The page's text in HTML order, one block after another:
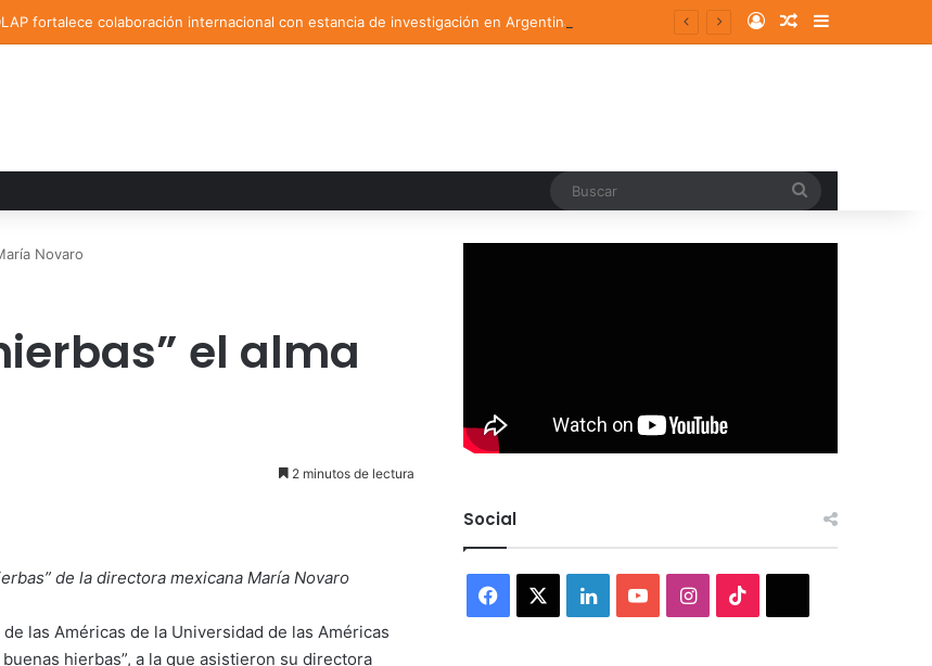
fortalece colaboración internacional con estancia de investigación en Argentina Log InRandom Article
Sidebar
Novaro
el alma
2 minutos de lectura
de la directora mexicana María Novaro
las Américas de la Universidad de las Américas
hierbas”, a la que asistieron su directora
Social
Facebook LinkedInYouTubeInstagram